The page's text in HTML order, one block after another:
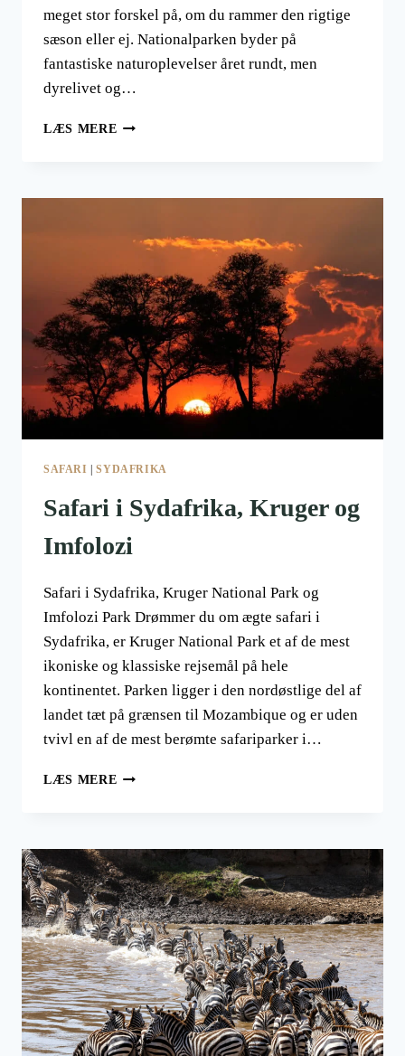
meget stor forskel på, om du rammer den rigtige
sæson eller ej. Nationalparken byder på
fantastiske naturoplevelser året rundt, men
dyrelivet og…
LÆS MERE HVORNÅR
MAN
TIL
PÅ
SAFARI
SAFARI |SYDAFRIKA
Safari i Sydafrika, Kruger og
Imfolozi
Safari i Sydafrika, Kruger National Park og
Imfolozi Park Drømmer du om ægte safari i
Sydafrika, er Kruger National Park et af de mest
ikoniske og klassiske rejsemål på hele
kontinentet. Parken ligger i den nordøstlige del af
landet tæt på grænsen til Mozambique og er uden
tvivl en af de mest berømte safariparker i…
LÆS MERE SAFARI
OG
IMFOLOZI